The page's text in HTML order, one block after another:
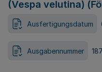
(Vespa velutina)
Ausfertigungsdatum
Ausgabennummer 187